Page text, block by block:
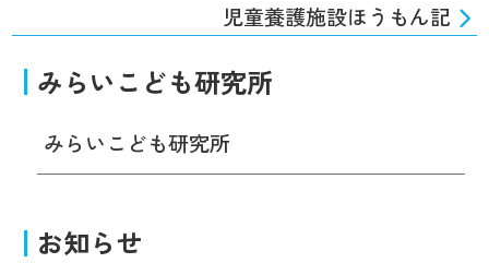
児童養護施設ほうもん記
みらいこども研究所
みらいこども研究所
お知らせ